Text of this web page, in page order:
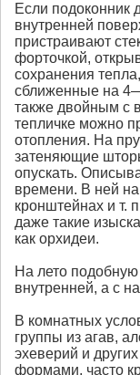
Если подоконник
внутренней
пристраивают
форточкой,
сохранения
сближенные на
также двойным с
тепличке можно
отопления. На
затеняющие
опускать.
времени. В ней на
кронштейнах и т.
даже такие
как орхидеи.
На лето
внутренней, а с
В комнатных
группы из агав,
эхеверий и
формами, часто